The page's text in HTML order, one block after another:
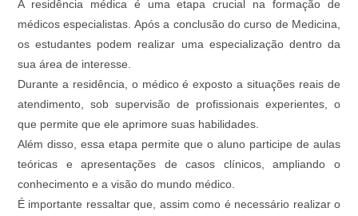
A residência médica é uma etapa crucial na formação de
médicos especialistas. Após a conclusão do curso de Medicina,
os estudantes podem realizar uma especialização dentro da
sua área de interesse.
Durante a residência, o médico é exposto a situações reais de
atendimento, sob supervisão de profissionais experientes, o
que permite que ele aprimore suas habilidades.
Além disso, essa etapa permite que o aluno participe de aulas
teóricas e apresentações de casos clínicos, ampliando o
conhecimento e a visão do mundo médico.
É importante ressaltar que, assim como é necessário realizar o